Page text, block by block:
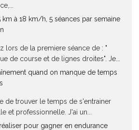
km à 18 km/h, 5 séances par semaine
lors de la premiere séance de : "
de course et de lignes droites". Je...
quand on manque de temps
de trouver le temps de s'entrainer
et professionnelle. J'ai un...
pour gagner en endurance